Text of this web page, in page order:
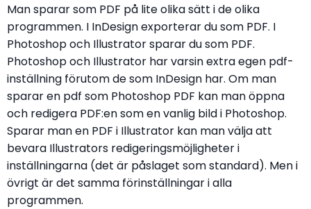
Man sparar som PDF på lite olika sätt i de olika
programmen. I InDesign exporterar du som PDF. I
Photoshop och Illustrator sparar du som PDF.
Photoshop och Illustrator har varsin extra egen pdf-
inställning förutom de som InDesign har. Om man
sparar en pdf som Photoshop PDF kan man öppna
och redigera PDF:en som en vanlig bild i Photoshop.
Sparar man en PDF i Illustrator kan man välja att
bevara Illustrators redigeringsmöjligheter i
inställningarna (det är påslaget som standard). Men i
övrigt är det samma förinställningar i alla
programmen.